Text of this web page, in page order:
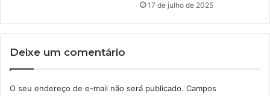
17 de julho de 2025
Deixe um comentário
O seu endereço de e-mail não será publicado. Campos